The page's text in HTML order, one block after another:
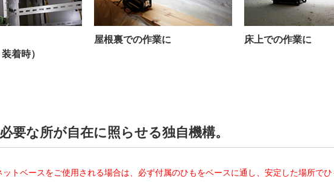
着時）
屋根裏での作業に 床上での作業に
要な所が自在に照らせる独自機構。
トベースをご使用される場合は、必ず付属のひもをベースに通し、安定した場所でひ